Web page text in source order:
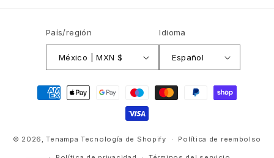
País/región
México | MXN $
Idioma
Español
Formas
© 2026,Tenampa Tecnología de Shopify Política de reembolso